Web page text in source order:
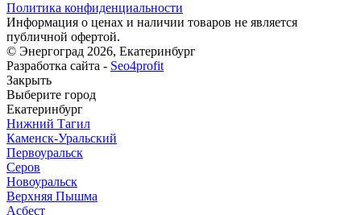
Политика конфиденциальности
Информация о ценах и наличии товаров не является
публичной офертой.
© Энергоград 2026, Екатеринбург
Разработка сайта - Seo4profit
Закрыть
Выберите город
Екатеринбург
Нижний Тагил
Каменск-Уральский
Первоуральск
Серов
Новоуральск
Верхняя Пышма
Асбест